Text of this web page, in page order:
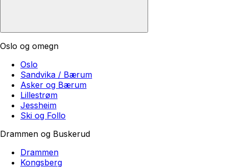
Oslo og omegn
Oslo
Sandvika / Bærum
Asker og Bærum
Lillestrøm
Jessheim
Ski og Follo
Drammen og Buskerud
Drammen
Kongsberg